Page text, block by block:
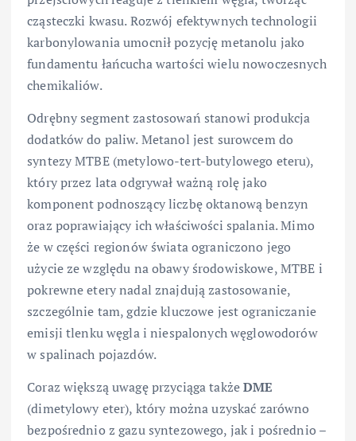
cząsteczki kwasu. Rozwój efektywnych technologii
karbonylowania umocnił pozycję metanolu jako
fundamentu łańcucha wartości wielu nowoczesnych
chemikaliów.
Odrębny segment zastosowań stanowi produkcja
dodatków do paliw. Metanol jest surowcem do
syntezy MTBE (metylowo-tert-butylowego eteru),
który przez lata odgrywał ważną rolę jako
komponent podnoszący liczbę oktanową benzyn
oraz poprawiający ich właściwości spalania. Mimo
że w części regionów świata ograniczono jego
użycie ze względu na obawy środowiskowe, MTBE i
pokrewne etery nadal znajdują zastosowanie,
szczególnie tam, gdzie kluczowe jest ograniczanie
emisji tlenku węgla i niespalonych węglowodorów
w spalinach pojazdów.
Coraz większą uwagę przyciąga takżeDME
(dimetylowy eter), który można uzyskać zarówno
bezpośrednio z gazu syntezowego, jak i pośrednio –